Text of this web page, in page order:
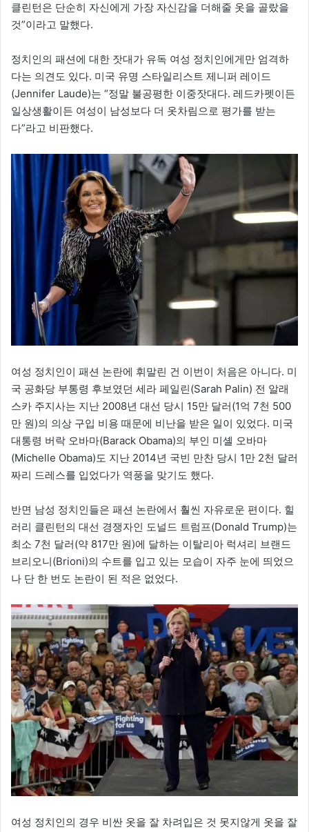
클린턴은 단순히 자신에게 가장 자신감을 더해줄 옷을 골랐을
것”이라고 말했다.
정치인의 패션에 대한 잣대가 유독 여성 정치인에게만 엄격하
다는 의견도 있다. 미국 유명 스타일리스트 제니퍼 레이드
(Jennifer Laude)는 “정말 불공평한 이중잣대다. 레드카펫이든
일상생활이든 여성이 남성보다 더 옷차림으로 평가를 받는
다”라고 비판했다.
여성 정치인이 패션 논란에 휘말린 건 이번이 처음은 아니다. 미
국 공화당 부통령 후보였던 세라 페일린(Sarah Palin) 전 알래
스카 주지사는 지난 2008년 대선 당시 15만 달러(1억 7천 500
만 원)의 의상 구입 비용 때문에 비난을 받은 일이 있었다. 미국
대통령 버락 오바마(Barack Obama)의 부인 미셸 오바마
(Michelle Obama)도 지난 2014년 국빈 만찬 당시 1만 2천 달러
짜리 드레스를 입었다가 역풍을 맞기도 했다.
반면 남성 정치인들은 패션 논란에서 훨씬 자유로운 편이다. 힐
러리 클린턴의 대선 경쟁자인 도널드 트럼프(Donald Trump)는
최소 7천 달러(약 817만 원)에 달하는 이탈리아 럭셔리 브랜드
브리오니(Brioni)의 수트를 입고 있는 모습이 자주 눈에 띄었으
나 단 한 번도 논란이 된 적은 없었다.
여성 정치인의 경우 비싼 옷을 잘 차려입은 것 못지않게 옷을 잘